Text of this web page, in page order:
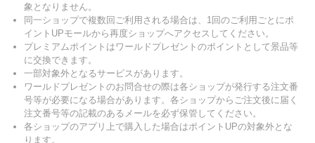
象となりません。
同一ショップで複数回ご利用される場合は、1回のご利用ごとにポ
イントUPモールから再度ショップへアクセスしてください。
プレミアムポイントはワールドプレゼントのポイントとして景品等
に交換できます。
一部対象外となるサービスがあります。
ワールドプレゼントのお問合せの際は各ショップが発行する注文番
号等が必要になる場合があります。各ショップからご注文後に届く
注文番号等の記載のあるメールを必ず保管してください。
各ショップのアプリ上で購入した場合はポイントUPの対象外とな
ります。